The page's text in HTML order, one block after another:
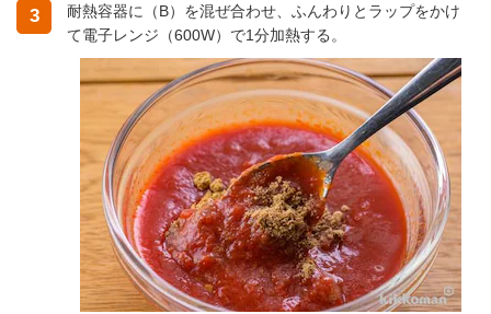
3
耐熱容器に（B）を混ぜ合わせ、ふんわりとラップをかけ
て電子レンジ（600W）で1分加熱する。